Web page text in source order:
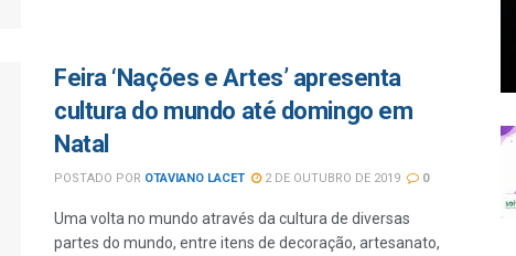
Feira ‘Nações e Artes’ apresenta
cultura do mundo até domingo em
Natal
POSTADO POR OTAVIANO LACET 2 DE OUTUBRO DE 2019 0
Uma volta no mundo através da cultura de diversas
partes do mundo, entre itens de decoração, artesanato,